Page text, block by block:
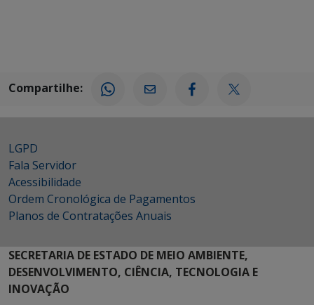
Compartilhe:
LGPD
Fala Servidor
Acessibilidade
Ordem Cronológica de Pagamentos
Planos de Contratações Anuais
SECRETARIA DE ESTADO DE MEIO AMBIENTE,
DESENVOLVIMENTO, CIÊNCIA, TECNOLOGIA E
INOVAÇÃO